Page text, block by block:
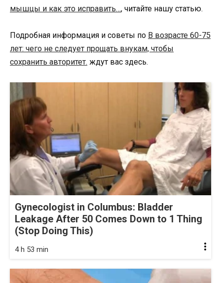
мышцы и как это исправить…, читайте нашу статью.
Подробная информация и советы по В возрасте 60-75
лет: чего не следует прощать внукам, чтобы
сохранить авторитет. ждут вас здесь.
Gynecologist in Columbus: Bladder
Leakage After 50 Comes Down to 1 Thing
(Stop Doing This)
4 h 53 min